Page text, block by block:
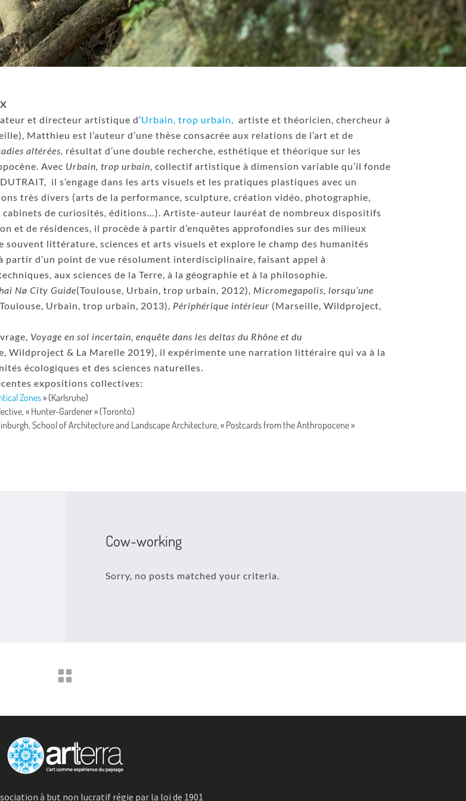
et directeur artistique d’Urbain, trop urbain,
artiste et théoricien, chercheur à
Matthieu est l’auteur d’une thèse consacrée aux relations de l’art et de
altérées, résultat d’une double recherche, esthétique et théorique sur les
Avec Urbain, trop urbain , collectif artistique à dimension variable qu’il fonde
il s’engage dans les arts visuels et les pratiques plastiques avec un
très divers (arts de la performance, sculpture, création vidéo, photographie,
de curiosités, éditions…). Artiste-auteur lauréat de nombreux dispositifs
et de résidences, il procède à partir d’enquêtes approfondies sur des milieux
souvent littérature, sciences et arts visuels et explore le champ des humanités
partir d’un point de vue résolument interdisciplinaire, faisant appel à
aux sciences de la Terre, à la géographie et à la philosophie.
Nø City Guide(Toulouse, Urbain, trop urbain, 2012), Micromegapolis, lorsqu’une
Urbain, trop urbain, 2013), Périphérique intérieur (Marseille, Wildproject,
Voyage en sol incertain, enquête dans les deltas du Rhône et du
Wildproject & La Marelle 2019), il expérimente une narration littéraire qui va à la
écologiques et des sciences naturelles.
expositions collectives:
Zones» (Karlsruhe)
« Hunter-Gardener » (Toronto)
School of Architecture and Landscape Architecture, « Postcards from the Anthropocene »
Cow-working
Sorry, no posts matched your criteria.
à but non lucratif régie par la loi de 1901